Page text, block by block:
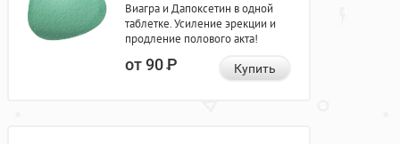
Виагра и Дапоксетин в одной
таблетке. Усиление эрекции и
продление полового акта!
от 90Р Купить